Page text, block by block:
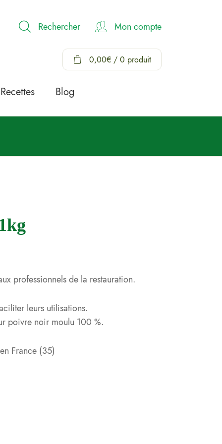
Rechercher Mon compte
Recettes Blog
0,00€ / 0 produit
professionnels de la restauration.
leurs utilisations.
poivre noir moulu 100 %.
France (35)